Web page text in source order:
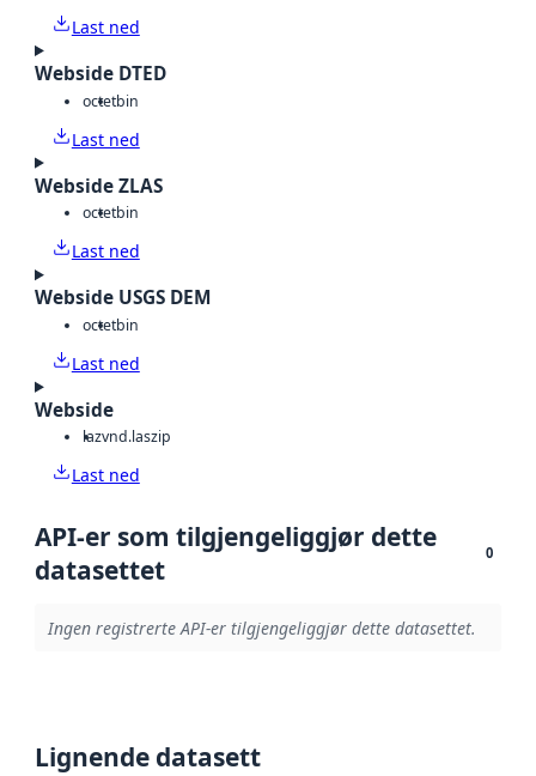
Last ned
Webside DTED
octetbin
Last ned
Webside ZLAS
octetbin
Last ned
Webside USGS DEM
octetbin
Last ned
Webside
lazvnd.laszip
Last ned
API-er som tilgjengeliggjør dette
datasettet
0
Ingen registrerte API-er tilgjengeliggjør dette datasettet.
Lignende datasett